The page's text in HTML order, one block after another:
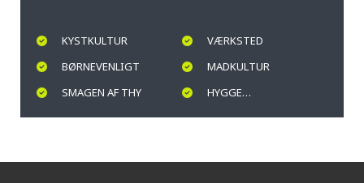
KYSTKULTUR
VÆRKSTED
BØRNEVENLIGT
MADKULTUR
SMAGEN AF THY
HYGGE…